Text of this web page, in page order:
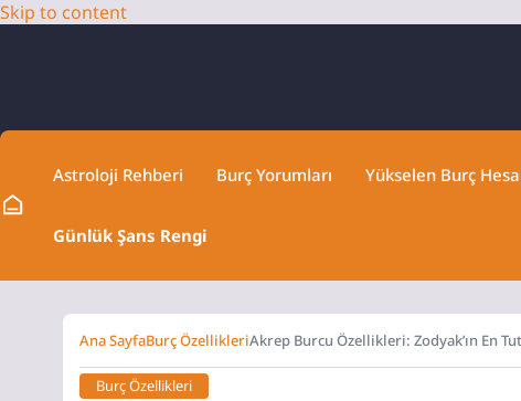
Skip to content
Astroloji Rehberi Burç Yorumları Yükselen Burç
Günlük Şans Rengi
Ana SayfaBurç ÖzellikleriAkrep Burcu Özellikleri: Zodyak’ın En
Burç Özellikleri